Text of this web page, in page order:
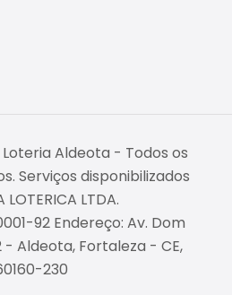
Aldeota - Todos os
Serviços disponibilizados
LTDA.
92 Endereço: Av. Dom
- Aldeota, Fortaleza - CE,
230